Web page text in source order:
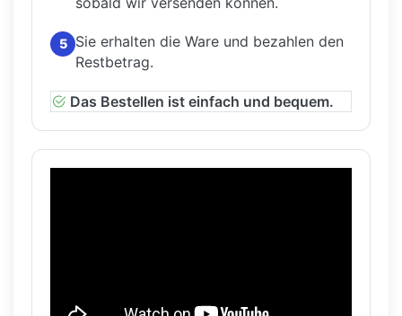
5
Sie erhalten die Ware und bezahlen den
Restbetrag.
Das Bestellen ist einfach und bequem.